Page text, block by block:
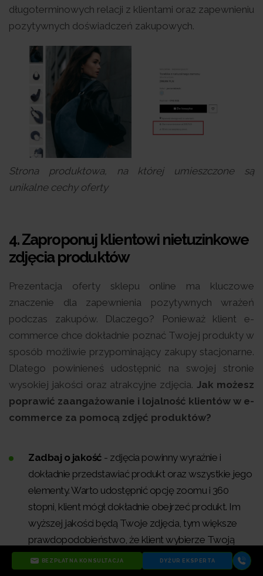
długoterminowych relacji z klientami oraz zapewnieniu
pozytywnych doświadczeń zakupowych.
Strona produktowa, na której umieszczone są
unikalne cechy oferty
4.Zaproponuj klientowi nietuzinkowe
zdjęcia produktów
Prezentacja oferty sklepu online ma kluczowe
znaczenie dla zapewnienia pozytywnych wrażeń
podczas zakupów. Dlaczego? Ponieważ klient e-
commerce chce dokładnie poznać Twojej produkty w
sposób możliwie przypominający zakupy stacjonarne.
Dlatego powinieneś udostępnić na swojej stronie
wysokiej jakości oraz atrakcyjne zdjęcia. Jak możesz
poprawić zaangażowanie i lojalność klientów w e-
commerce za pomocą zdjęć produktów?
Zadbaj o jakość - zdjęcia powinny wyraźnie i
dokładnie przedstawiać produkt oraz wszystkie jego
elementy. Warto udostępnić opcję zoomu i 360
stopni, klient mógł dokładnie obejrzeć produkt. Im
wyższej jakości będą Twoje zdjęcia, tym większe
prawdopodobieństwo, że klient wybierze Twoją
ofertę.BEZPŁATNA KONSULTACJA DYŻUR EKSPERTA